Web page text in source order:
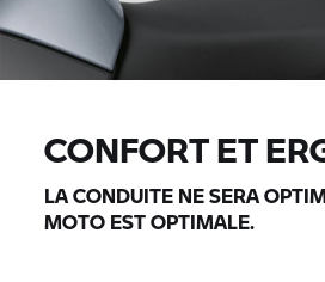
CONFORT ET
LA CONDUITE NE SERA
MOTO EST OPTIMALE.